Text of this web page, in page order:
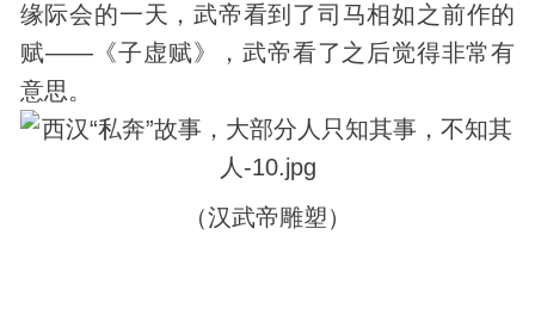
缘际会的一天，武帝看到了司马相如之前作的
赋——《子虚赋》，武帝看了之后觉得非常有
意思。
（汉武帝雕塑）